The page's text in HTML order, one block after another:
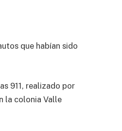
que habían sido
911, realizado por
la colonia Valle